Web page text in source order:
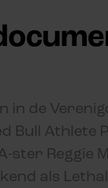
de
Bull Athlete
ster Reggie
als